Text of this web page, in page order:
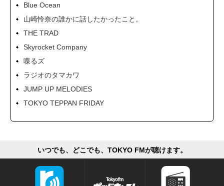
Blue Ocean
山崎怜奈の誰かに話したかったこと。
THE TRAD
Skyrocket Company
喋るズ
ラジオのタマカワ
JUMP UP MELODIES
TOKYO TEPPAN FRIDAY
いつでも、どこでも、TOKYO FMが聴けます。